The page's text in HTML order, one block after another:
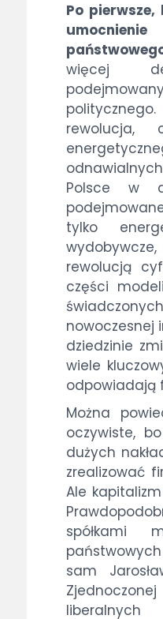
Po
więcej
politycznego.
rewolucja,
Polsce w
tylko
rewolucją
części
nowoczesnej
dziedzinie
wiele
odpowiadają
Można
oczywiste,
dużych
zrealizować
Ale
spółkami
sam